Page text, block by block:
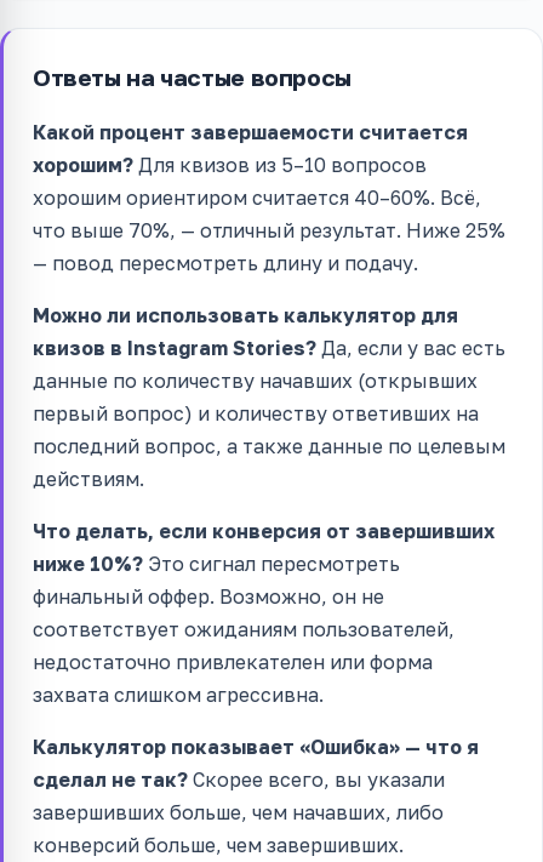
Ответы на частые вопросы
Какой процент завершаемости считается
хорошим? Для квизов из 5–10 вопросов
хорошим ориентиром считается 40–60%. Всё,
что выше 70%, — отличный результат. Ниже 25%
— повод пересмотреть длину и подачу.
Можно ли использовать калькулятор для
квизов в Instagram Stories? Да, если у вас есть
данные по количеству начавших (открывших
первый вопрос) и количеству ответивших на
последний вопрос, а также данные по целевым
действиям.
Что делать, если конверсия от завершивших
ниже 10%? Это сигнал пересмотреть
финальный оффер. Возможно, он не
соответствует ожиданиям пользователей,
недостаточно привлекателен или форма
захвата слишком агрессивна.
Калькулятор показывает «Ошибка» — что я
сделал не так? Скорее всего, вы указали
завершивших больше, чем начавших, либо
конверсий больше, чем завершивших.